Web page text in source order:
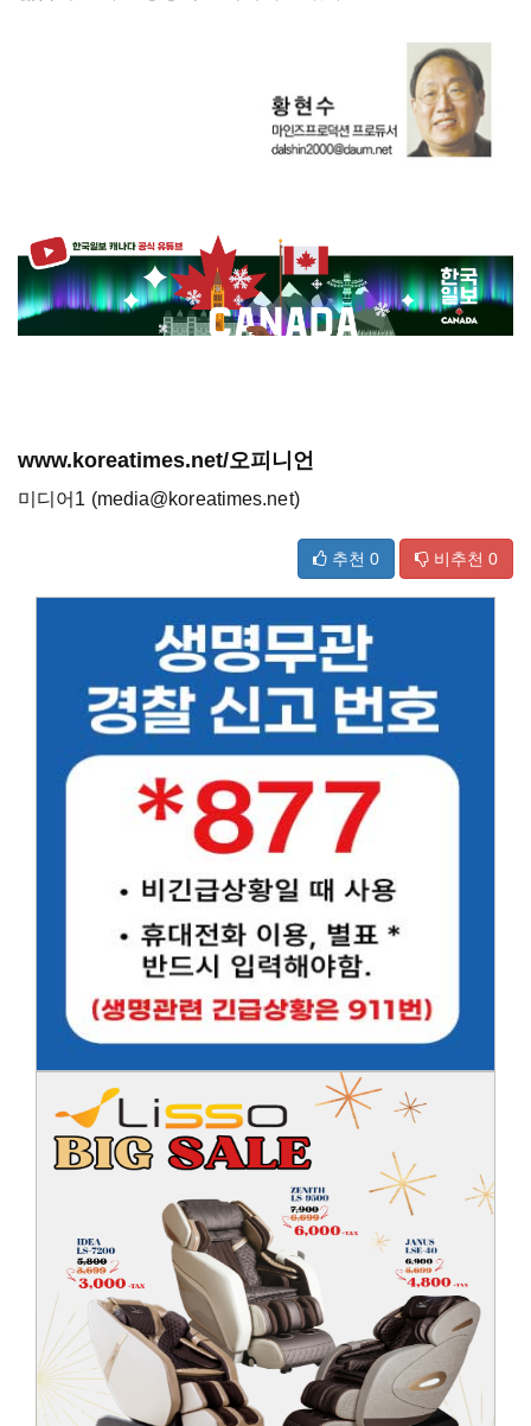
www.koreatimes.net/오피니언
미디어1 (media@koreatimes.net)
추천 0 비추천 0